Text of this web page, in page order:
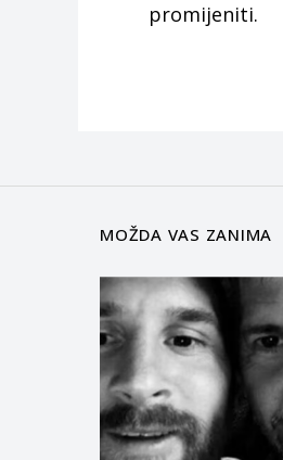
promijeniti.
MOŽDA VAS ZANIMA